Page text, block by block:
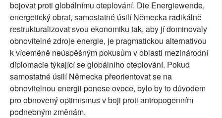
bojovat proti globálnímu oteplování. Die Energiewende,
energetický obrat, samostatné úsilí Německa radikálně
restrukturalizovat svou ekonomiku tak, aby jí dominovaly
obnovitelné zdroje energie, je pragmatickou alternativou
k víceméně neúspěšným pokusům v oblasti mezinárodní
diplomacie týkající se globálního oteplování. Pokud
samostatné úsilí Německa přeorientovat se na
obnovitelnou energii ponese ovoce, bylo by to důvodem
pro obnovený optimismus v boji proti antropogenním
podnebným změnám.